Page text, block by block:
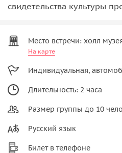
свидетельства культуры
Место встречи: холл
На карте
Индивидуальная,
Длительность: 2 часа
Размер группы до 10
Русский язык
Билет в телефоне